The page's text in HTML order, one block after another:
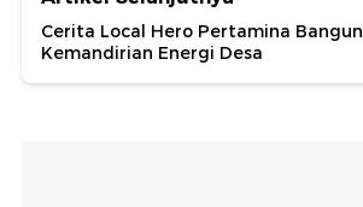
Cerita Local Hero Pertamina Bangun
Kemandirian Energi Desa